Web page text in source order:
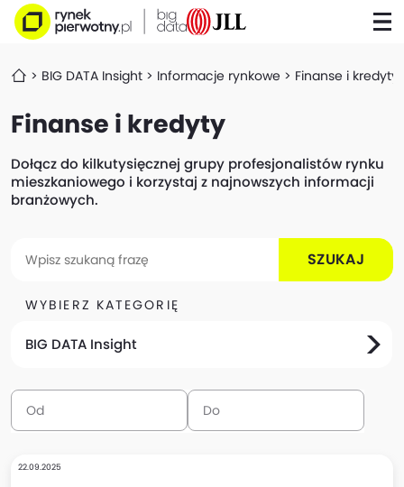
BIG DATA Insight Informacje rynkowe Finanse i kredyty
Finanse i kredyty
Dołącz do kilkutysięcznej grupy profesjonalistów rynku
mieszkaniowego i korzystaj z najnowszych informacji
branżowych.
SZUKAJ
WYBIERZ KATEGORIĘ
BIG DATA Insight
22.09.2025